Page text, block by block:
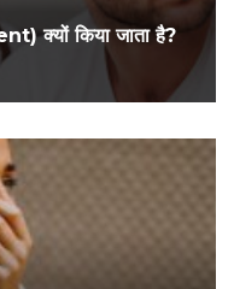
क्यों किया जाता है?